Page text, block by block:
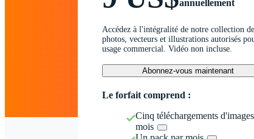
annuellement
Accédez à l'intégralité de notre collection de
photos, vecteurs et illustrations autorisés
usage commercial. Vidéo non incluse.
Abonnez-vous maintenant
Le forfait comprend :
Cinq téléchargements
mois